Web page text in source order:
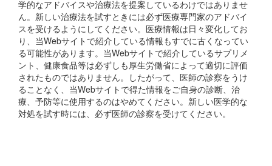
学的なアドバイスや治療法を提案しているわけではありませ
ん。新しい治療法を試すときには必ず医療専門家のアドバイ
スを受けるようにしてください。医療情報は日々変化してお
り、当Webサイトで紹介している情報もすでに古くなってい
る可能性があります。当Webサイトで紹介しているサプリメ
ント、健康食品等は必ずしも厚生労働省によって適切に評価
されたものではありません。したがって、医師の診察をうけ
ることなく、当Webサイトで得た情報をご自身の診断、治
療、予防等に使用するのはやめてください。新しい医学的な
対処を試す時には、必ず医師の診察を受けてください。